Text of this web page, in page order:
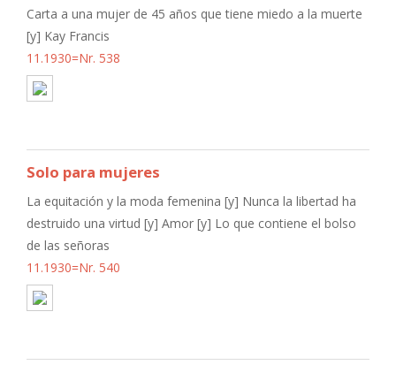
Carta a una mujer de 45 años que tiene miedo a la muerte
[y] Kay Francis
11.1930=Nr. 538
Solo para mujeres
La equitación y la moda femenina [y] Nunca la libertad ha
destruido una virtud [y] Amor [y] Lo que contiene el bolso
de las señoras
11.1930=Nr. 540